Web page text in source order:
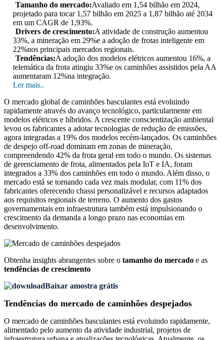
Tamanho do mercado:Avaliado em 1,54 bilhão em 2024,
projetado para tocar 1,57 bilhão em 2025 a 1,87 bilhão até 2034
em um CAGR de 1,93%.
Drivers de crescimento:A atividade de construção aumentou
33%, a mineração em 29%e a adoção de frotas inteligente em
22%nos principais mercados regionais.
Tendências:A adoção dos modelos elétricos aumentou 16%, a
telemática da frota atingiu 33%e os caminhões assistidos pela AA
aumentaram 12%na integração.
Ler mais..
O mercado global de caminhões basculantes está evoluindo
rapidamente através do avanço tecnológico, particularmente em
modelos elétricos e híbridos. A crescente conscientização ambiental
levou os fabricantes a adotar tecnologias de redução de emissões,
agora integradas a 19% dos modelos recém-lançados. Os caminhões
de despejo off-road dominam em zonas de mineração,
compreendendo 42% da frota geral em todo o mundo. Os sistemas
de gerenciamento de frota, alimentados pela IoT e IA, foram
integrados a 33% dos caminhões em todo o mundo. Além disso, o
mercado está se tornando cada vez mais modular, com 11% dos
fabricantes oferecendo chassi personalizável e recursos adaptados
aos requisitos regionais de terreno. O aumento dos gastos
governamentais em infraestrutura também está impulsionando o
crescimento da demanda a longo prazo nas economias em
desenvolvimento.
Obtenha insights abrangentes sobre o tamanho do mercado e as
tendências de crescimento
Baixar amostra grátis
Tendências do mercado de caminhões despejados
O mercado de caminhões basculantes está evoluindo rapidamente,
alimentado pelo aumento da atividade industrial, projetos de